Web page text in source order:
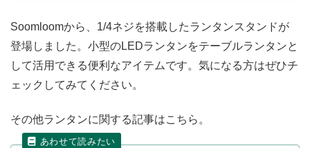
Soomloomから、1/4ネジを搭載したランタンスタンドが
登場しました。小型のLEDランタンをテーブルランタンと
して活用できる便利なアイテムです。気になる方はぜひチ
ェックしてみてください。
その他ランタンに関する記事はこちら。